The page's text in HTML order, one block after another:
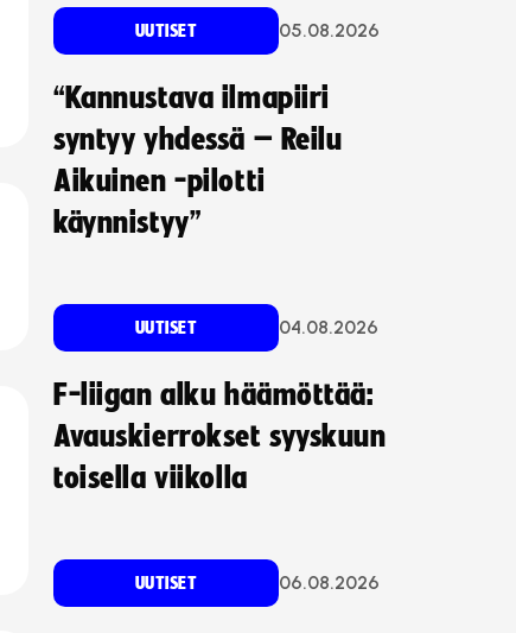
UUTISET 05.08.2026
“Kannustava ilmapiiri
syntyy yhdessä – Reilu
Aikuinen -pilotti
käynnistyy”
UUTISET 04.08.2026
F-liigan alku häämöttää:
Avauskierrokset syyskuun
toisella viikolla
UUTISET 06.08.2026